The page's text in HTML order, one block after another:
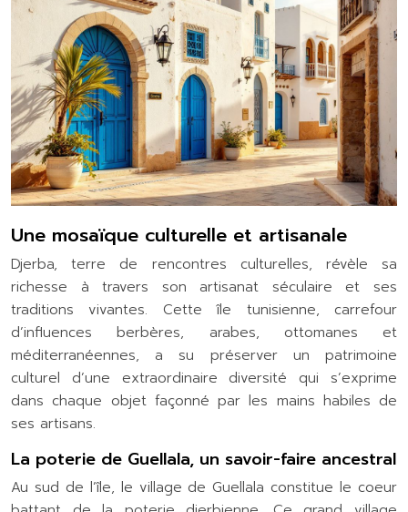
Une mosaïque culturelle et artisanale
Djerba, terre de rencontres culturelles, révèle sa
richesse à travers son artisanat séculaire et ses
traditions vivantes. Cette île tunisienne, carrefour
d’influences berbères, arabes, ottomanes et
méditerranéennes, a su préserver un patrimoine
culturel d’une extraordinaire diversité qui s’exprime
dans chaque objet façonné par les mains habiles de
ses artisans.
La poterie de Guellala, un savoir-faire ancestral
Au sud de l’île, le village de Guellala constitue le coeur